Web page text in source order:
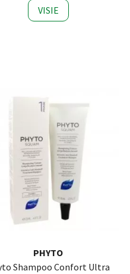
VISIE
PHYTO
Shampoo Confort Ultra